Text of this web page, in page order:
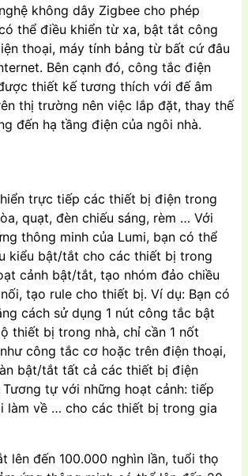
không dây Zigbee cho phép
thể điều khiển từ xa, bật tắt công
thoại, máy tính bảng từ bất cứ đâu
Bên cạnh đó, công tắc điện
thiết kế tương thích với đế âm
thị trường nên việc lắp đặt, thay thế
đến hạ tầng điện của ngôi nhà.
trực tiếp các thiết bị điện trong
quạt, đèn chiếu sáng, rèm … Với
thông minh của Lumi, bạn có thể
kiểu bật/tắt cho các thiết bị trong
cảnh bật/tắt, tạo nhóm đảo chiều
tạo rule cho thiết bị. Ví dụ: Bạn có
cách sử dụng 1 nút công tắc bật
thiết bị trong nhà, chỉ cần 1 nốt
công tắc cơ hoặc trên điện thoại,
bật/tắt tất cả các thiết bị điện
tự với những hoạt cảnh: tiếp
làm về … cho các thiết bị trong gia
lên đến 100.000 nghìn lần, tuổi thọ